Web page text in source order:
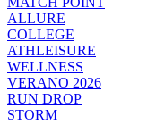
ALLURE
COLLEGE
ATHLEISURE
WELLNESS
VERANO 2026
RUN DROP
STORM